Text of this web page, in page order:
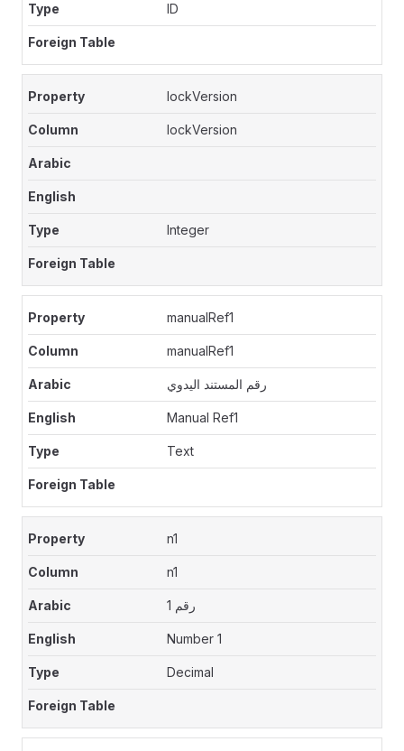
ID
lockVersion
lockVersion
Integer
manualRef1
manualRef1
رقم المستند اليدوي
Manual Ref1
Text
n1
n1
رقم 1
Number 1
Decimal